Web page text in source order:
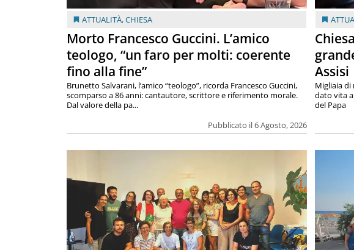
ATTUALITÀ,CHIESA
Morto Francesco Guccini. L’amico
teologo, “un faro per molti: coerente
fino alla fine”
Pubblicato il 6 Agosto, 2026
Brunetto Salvarani, l’amico “teologo”, ricorda Francesco Guccini,
scomparso a 86 anni: cantautore, scrittore e riferimento morale.
Dal valore della pa...
Assisi
Migliaia di
dato vita
del Papa